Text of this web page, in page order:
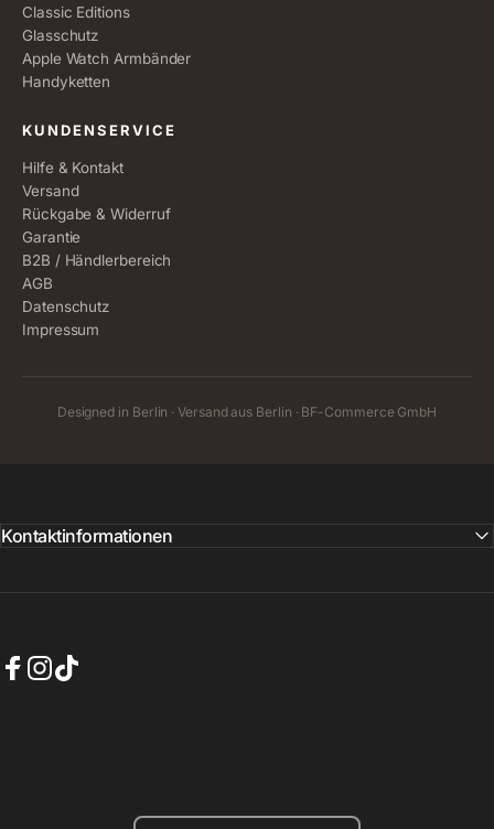
Classic Editions
Glasschutz
Apple Watch Armbänder
Handyketten
KUNDENSERVICE
Hilfe & Kontakt
Versand
Rückgabe & Widerruf
Garantie
B2B / Händlerbereich
AGB
Datenschutz
Impressum
Designed in Berlin · Versand aus Berlin · BF-Commerce GmbH
Kontaktinformationen